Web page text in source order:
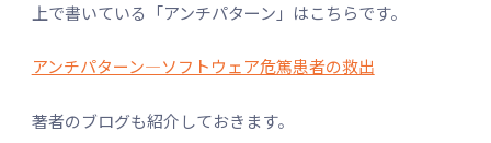
上で書いている「アンチパターン」はこちらです。
アンチパターン―ソフトウェア危篤患者の救出
著者のブログも紹介しておきます。